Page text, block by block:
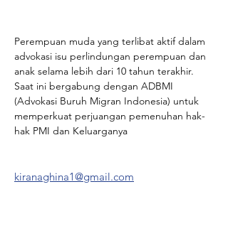
Perempuan muda yang terlibat aktif dalam
advokasi isu perlindungan perempuan dan
anak selama lebih dari 10 tahun terakhir.
Saat ini bergabung dengan ADBMI
(Advokasi Buruh Migran Indonesia) untuk
memperkuat perjuangan pemenuhan hak-
hak PMI dan Keluarganya
kiranaghina1@gmail.com